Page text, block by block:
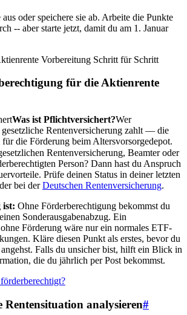
oder speichere sie ab. Arbeite die Punkte
-- aber starte jetzt, damit du am 1. Januar
für die Aktienrente
Was ist Pflichtversichert?Wer
Rentenversicherung zahlt — die
die Förderung beim Altersvorsorgedepot.
Rentenversicherung, Beamter oder
Person? Dann hast du Anspruch
Prüfe deinen Status in deiner letzten
bei derDeutschen Rentenversicherung.
ist: Ohne Förderberechtigung bekommst du
Sonderausgabenabzug. Ein
Förderung wäre nur ein normales ETF-
Kläre diesen Punkt als erstes, bevor du
Falls du unsicher bist, hilft ein Blick in
die du jährlich per Post bekommst.
Rentensituation analysieren#